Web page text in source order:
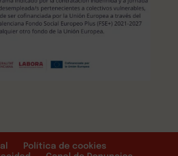
Política de cookies